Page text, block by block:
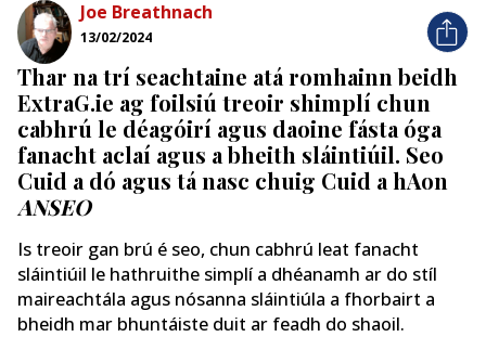
Joe Breathnach
13/02/2024
Thar na trí seachtaine atá romhainn beidh
ExtraG.ie ag foilsiú treoir shimplí chun
cabhrú le déagóirí agus daoine fásta óga
fanacht aclaí agus a bheith sláintiúil. Seo
Cuid a dó agus tá nasc chuig Cuid a hAon
ANSEO
Is treoir gan brú é seo, chun cabhrú leat fanacht
sláintiúil le hathruithe simplí a dhéanamh ar do stíl
maireachtála agus nósanna sláintiúla a fhorbairt a
bheidh mar bhuntáiste duit ar feadh do shaoil.